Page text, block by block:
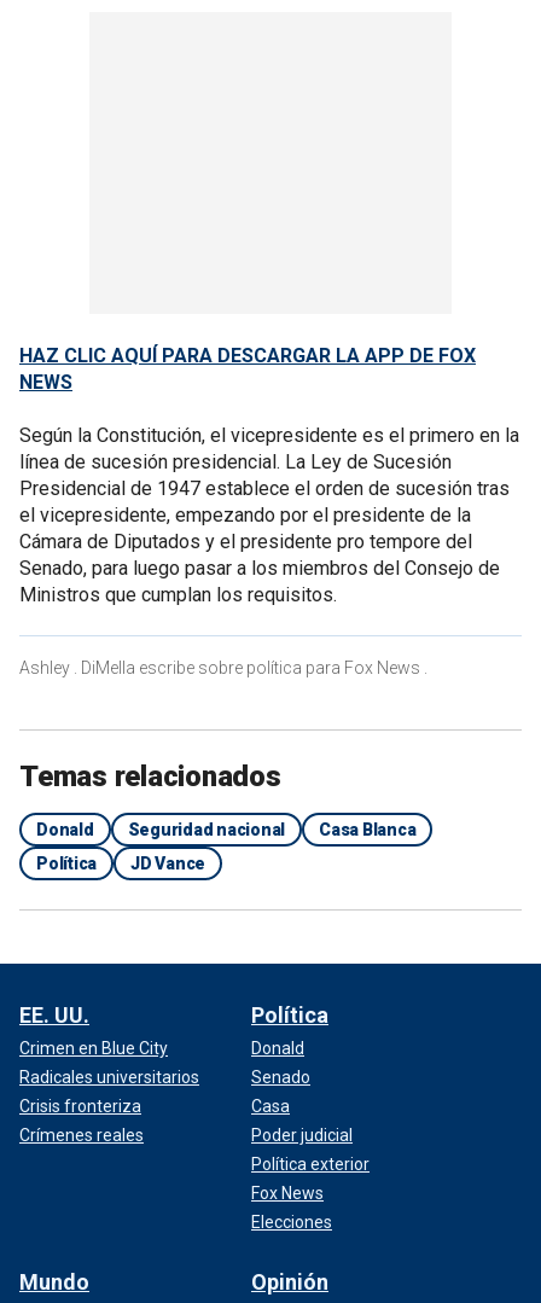
HAZ CLIC AQUÍ PARA DESCARGAR LA APP DE FOX
NEWS
Según la Constitución, el vicepresidente es el primero en la
línea de sucesión presidencial. La Ley de Sucesión
Presidencial de 1947 establece el orden de sucesión tras
el vicepresidente, empezando por el presidente de la
Cámara de Diputados y el presidente pro tempore del
Senado, para luego pasar a los miembros del Consejo de
Ministros que cumplan los requisitos.
Ashley . DiMella escribe sobre política para Fox News .
Temas relacionados
Donald Seguridad nacional
Casa Blanca
Política
JD Vance
EE. UU.
Crimen en Blue City
Radicales universitarios
Crisis fronteriza
Crímenes reales
Política
Donald
Senado
Casa
Poder judicial
Política exterior
Fox News
Elecciones
Mundo Opinión